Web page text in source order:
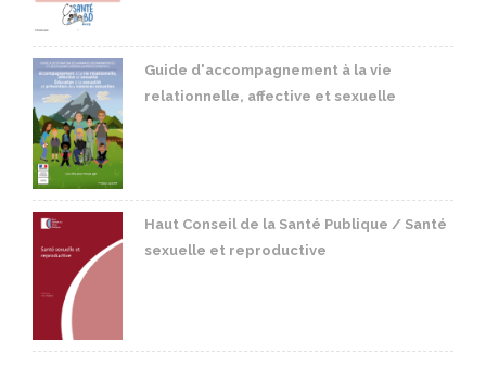
Guide d'accompagnement à la vie
relationnelle, affective et sexuelle
Haut Conseil de la Santé Publique / Santé
sexuelle et reproductive